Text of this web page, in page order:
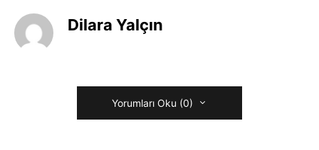
Dilara Yalçın
Yorumları Oku (0)